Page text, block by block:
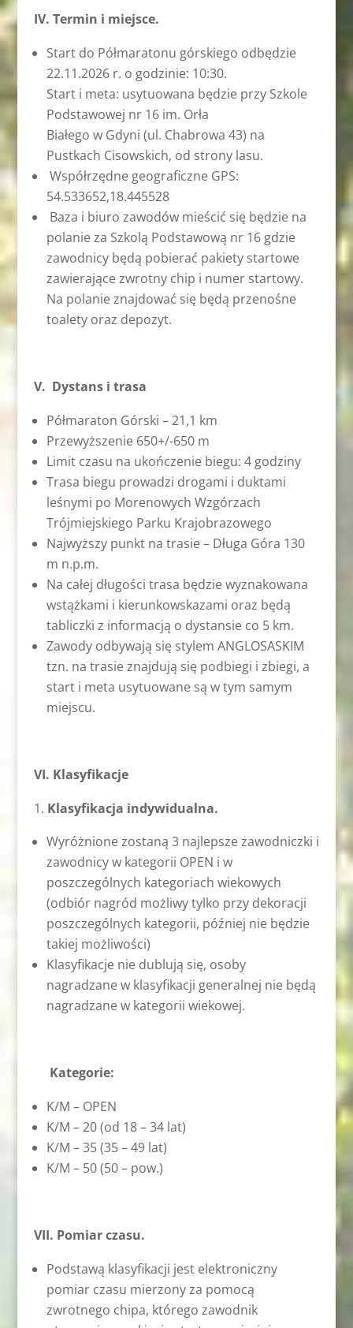
IV. Termin i miejsce.
Start do Półmaratonu górskiego odbędzie
22.11.2026 r. o godzinie: 10:30.
Start i meta: usytuowana będzie przy Szkole
Podstawowej nr 16 im. Orła
Białego w Gdyni (ul. Chabrowa 43) na
Pustkach Cisowskich, od strony lasu.
Współrzędne geograficzne GPS:
54.533652,18.445528
Baza i biuro zawodów mieścić się będzie na
polanie za Szkolą Podstawową nr 16 gdzie
zawodnicy będą pobierać pakiety startowe
zawierające zwrotny chip i numer startowy.
Na polanie znajdować się będą przenośne
toalety oraz depozyt.
V. Dystans i trasa
Półmaraton Górski – 21,1 km
Przewyższenie 650+/-650 m
Limit czasu na ukończenie biegu: 4 godziny
Trasa biegu prowadzi drogami i duktami
leśnymi po Morenowych Wzgórzach
Trójmiejskiego Parku Krajobrazowego
Najwyższy punkt na trasie – Długa Góra 130
m n.p.m.
Na całej długości trasa będzie wyznakowana
wstążkami i kierunkowskazami oraz będą
tabliczki z informacją o dystansie co 5 km.
Zawody odbywają się stylem ANGLOSASKIM
tzn. na trasie znajdują się podbiegi i zbiegi, a
start i meta usytuowane są w tym samym
miejscu.
VI. Klasyfikacje
Klasyfikacja indywidualna.
Wyróżnione zostaną 3 najlepsze zawodniczki i
zawodnicy w kategorii OPEN i w
poszczególnych kategoriach wiekowych
(odbiór nagród możliwy tylko przy dekoracji
poszczególnych kategorii, później nie będzie
takiej możliwości)
Klasyfikacje nie dublują się, osoby
nagradzane w klasyfikacji generalnej nie będą
nagradzane w kategorii wiekowej.
Kategorie:
K/M – OPEN
K/M – 20 (od 18 – 34 lat)
K/M – 35 (35 – 49 lat)
K/M – 50 (50 – pow.)
VII. Pomiar czasu.
Podstawą klasyfikacji jest elektroniczny
pomiar czasu mierzony za pomocą
zwrotnego chipa, którego zawodnik